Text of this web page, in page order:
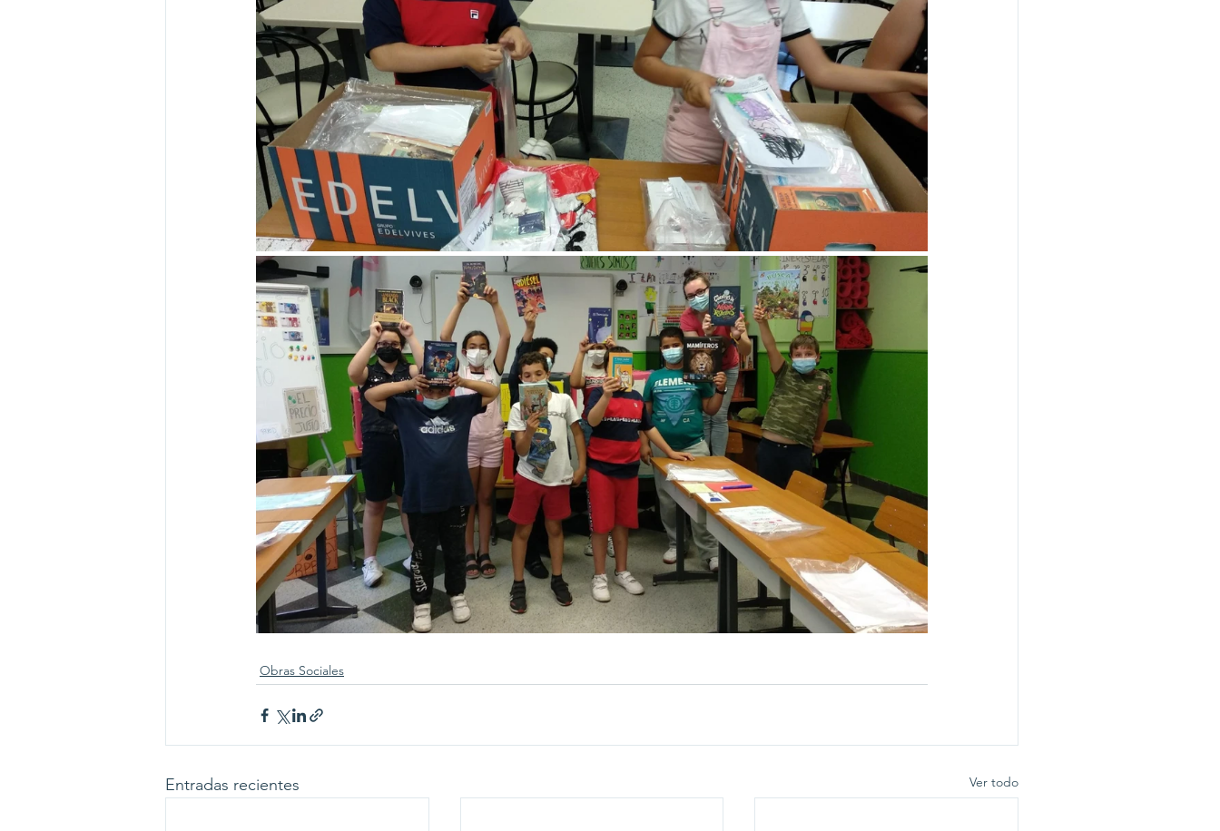
Obras Sociales
Entradas recientes Ver todo